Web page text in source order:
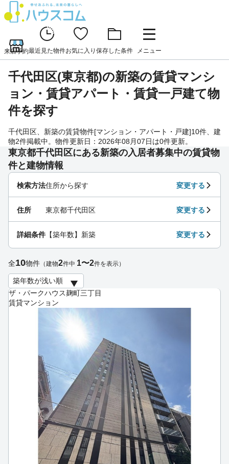
来店予約最近見た物件お気に入り 保存した条件 メニュー
千代田区(東京都)の新築の賃貸マンシ
ョン・賃貸アパート・賃貸一戸建て物
件を探す
千代田区、新築の賃貸物件[マンション・アパート・戸建]10件、建
物2件掲載中。物件更新日：2026年08月07日は0件更新。
東京都千代田区にある新築の入居者募集中の賃貸物
件と建物情報
ザ・パークハウス麹町三丁目
賃貸マンション
検索方法住所から探す 変更する
住所 東京都千代田区 変更する
詳細条件 【築年数】新築 変更する
全10物件 （建物2件中 1〜2件を表示）